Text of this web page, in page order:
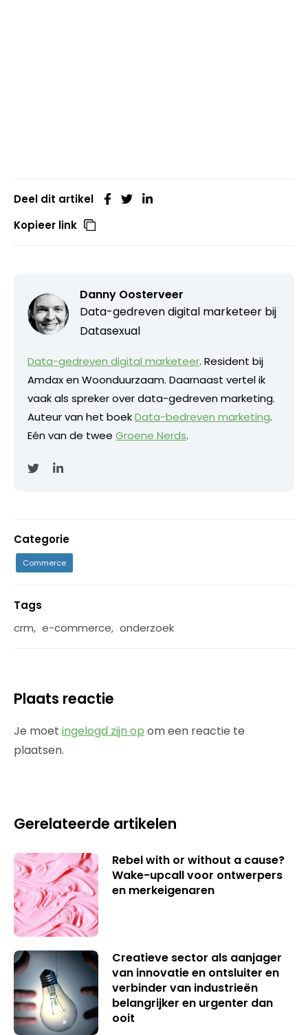
Deel dit artikel
Kopieer link
Danny Oosterveer
Data-gedreven digital marketeer bij
Datasexual
Data-gedreven digital marketeer. Resident bij
Amdax en Woonduurzaam. Daarnaast vertel ik
vaak als spreker over data-gedreven marketing.
Auteur van het boekData-bedreven marketing.
Eén van de twee Groene Nerds.
Categorie
Commerce
Tags
crm, e-commerce, onderzoek
Plaats reactie
Je moet ingelogd zijn op om een reactie te
plaatsen.
Gerelateerde artikelen
Rebel with or without a cause?
Wake-upcall voor ontwerpers
en merkeigenaren
Creatieve sector als aanjager
van innovatie en ontsluiter en
verbinder van industrieën
belangrijker en urgenter dan
ooit